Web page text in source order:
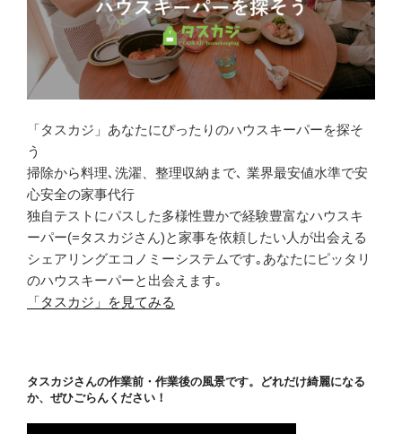
「タスカジ」あなたにぴったりのハウスキーパーを探そ
う
掃除から料理､洗濯、整理収納まで､ 業界最安値水準で安
心安全の家事代行
独自テストにパスした多様性豊かで経験豊富なハウスキ
ーパー(=タスカジさん)と家事を依頼したい人が出会える
シェアリングエコノミーシステムです｡あなたにピッタリ
のハウスキーパーと出会えます｡
「タスカジ」を見てみる
タスカジさんの作業前・作業後の風景です。どれだけ綺麗になる
か、ぜひごらんください！